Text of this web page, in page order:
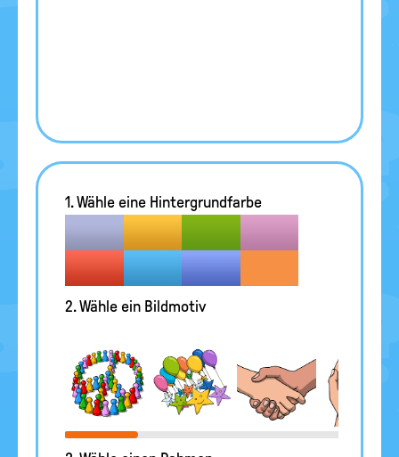
1. Wähle eine Hintergrundfarbe
2. Wähle ein Bildmotiv